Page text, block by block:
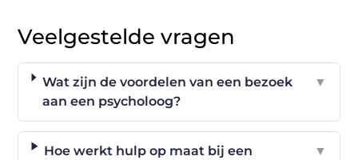
Veelgestelde vragen
Wat zijn de voordelen van een bezoek
aan een psycholoog?
▼
Hoe werkt hulp op maat bij een
▼